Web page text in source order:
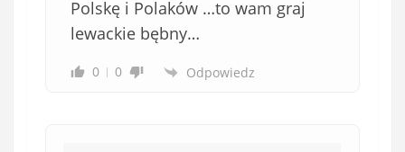
Polskę i Polaków …to wam graj
lewackie bębny…
0 0 Odpowiedz